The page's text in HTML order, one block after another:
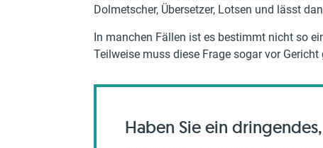
Dolmetscher, Übersetzer, Lotsen und lässt
In manchen Fällen ist es bestimmt nicht so
Teilweise muss diese Frage sogar vor
Haben Sie ein